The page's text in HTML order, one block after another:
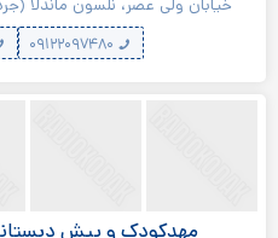
خیابان
مهدکودک و پیش